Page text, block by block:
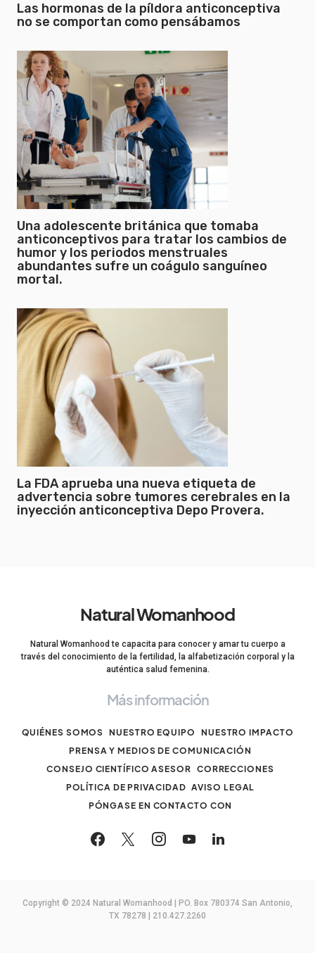
Las hormonas de la píldora anticonceptiva
no se comportan como pensábamos
Una adolescente británica que tomaba
anticonceptivos para tratar los cambios de
humor y los periodos menstruales
abundantes sufre un coágulo sanguíneo
mortal.
La FDA aprueba una nueva etiqueta de
advertencia sobre tumores cerebrales en la
inyección anticonceptiva Depo Provera.
Natural Womanhood
Natural Womanhood te capacita para conocer y amar tu cuerpo a
través del conocimiento de la fertilidad, la alfabetización corporal y la
auténtica salud femenina.
Más información
QUIÉNES SOMOS NUESTRO EQUIPO
NUESTRO IMPACTO
PRENSA Y MEDIOS DE COMUNICACIÓN
CONSEJO CIENTÍFICO ASESOR CORRECCIONES
POLÍTICA DE PRIVACIDAD AVISO LEGAL
PÓNGASE EN CONTACTO CON
Copyright © 2024 Natural Womanhood | PO. Box 780374 San Antonio,
TX 78278 | 210.427.2260